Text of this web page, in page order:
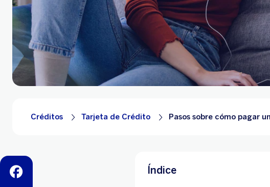
facebook
Créditos Tarjeta de Crédito Pasos sobre cómo pagar
Índice